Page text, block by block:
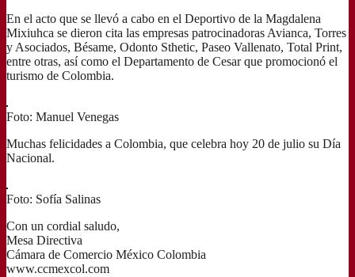
En el acto que se llevó a cabo en el Deportivo de la Magdalena
Mixiuhca se dieron cita las empresas patrocinadoras Avianca, Torres
y Asociados, Bésame, Odonto Sthetic, Paseo Vallenato, Total Print,
entre otras, así como el Departamento de Cesar que promocionó el
turismo de Colombia.
Foto: Manuel Venegas
Muchas felicidades a Colombia, que celebra hoy 20 de julio su Día
Nacional.
Foto: Sofía Salinas
Con un cordial saludo,
Mesa Directiva
Cámara de Comercio México Colombia
www.ccmexcol.com